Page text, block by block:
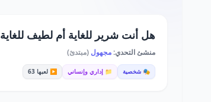
هل أنت شرير للغاية أم لطيف للغاية
منشئ التحدي:مجهول (مبتدئ)
🎭 شخصية 📁 إداري وإنساني ▶️ لعبها 63